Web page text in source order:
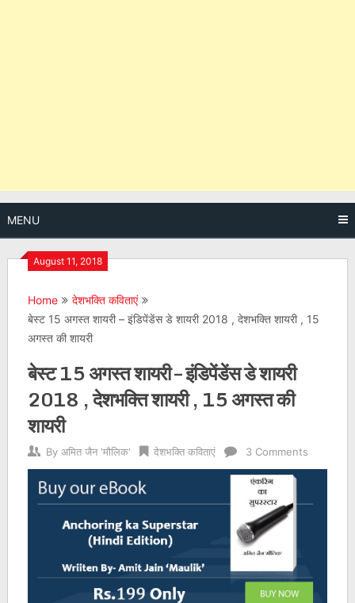
MENU
August 11, 2018
Home
देशभक्ति कविताएं
बेस्ट 15 अगस्त शायरी – इंडिपेंडेंस डे शायरी 2018 , देशभक्ति शायरी , 15
अगस्त की शायरी
बेस्ट 15 अगस्त शायरी – इंडिपेंडेंस डे शायरी
2018 , देशभक्ति शायरी , 15 अगस्त की
शायरी
By अमित जैन 'मौलिक' देशभक्ति कविताएं 3 Comments